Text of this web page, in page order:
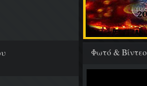
Φωτό & Βίντεο